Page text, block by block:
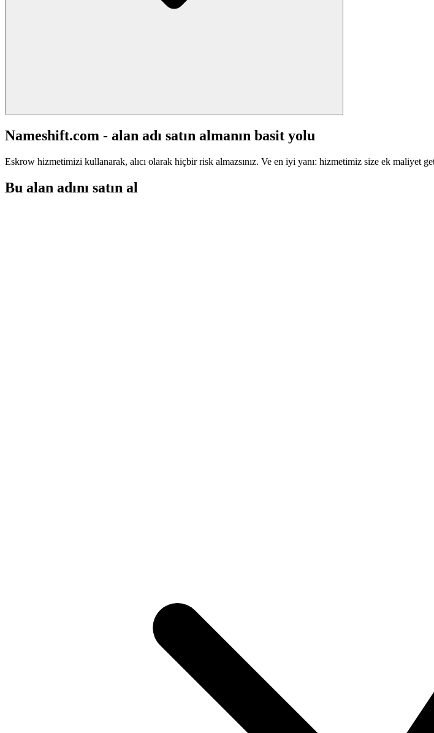
Nameshift.com - alan adı satın almanın basit yolu
Eskrow hizmetimizi kullanarak, alıcı olarak hiçbir risk almazsınız. Ve en iyi yanı: hizmetimiz size ek maliyet
Bu alan adını satın al